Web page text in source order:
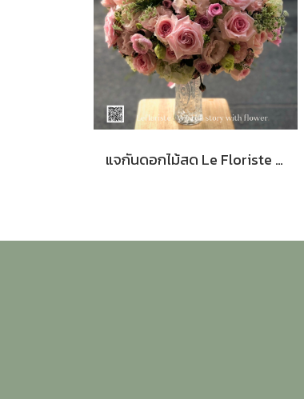
แจกันดอกไม้สด Le Floriste Signature Vases No. 21 (พรีเมียม)